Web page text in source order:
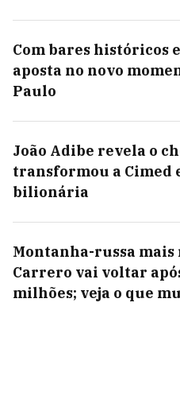
Com bares históricos
aposta no novo
Paulo
João Adibe revela o
transformou a Cimed
bilionária
Montanha-russa mais
Carrero vai voltar
milhões; veja o que